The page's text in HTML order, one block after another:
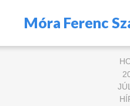
Móra Ferenc